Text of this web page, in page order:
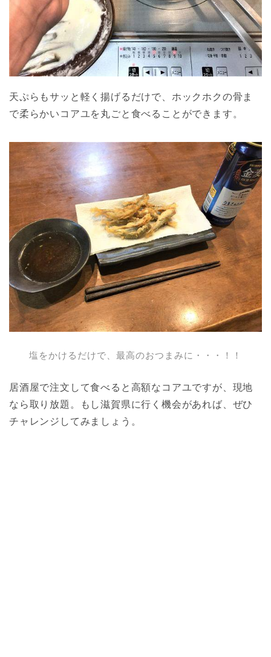
天ぷらもサッと軽く揚げるだけで、ホックホクの骨ま
で柔らかいコアユを丸ごと食べることができます。
塩をかけるだけで、最高のおつまみに・・・！！
居酒屋で注文して食べると高額なコアユですが、現地
なら取り放題。もし滋賀県に行く機会があれば、ぜひ
チャレンジしてみましょう。